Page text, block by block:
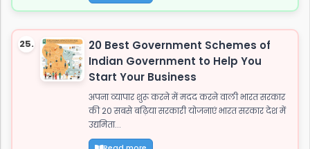
25.
20 Best Government Schemes of
Indian Government to Help You
Start Your Business
अपना व्यापार शुरू करने में मदद करने वाली भारत सरकार
की 20 सबसे बढ़िया सरकारी योजनाएं भारत सरकार देश में
उद्यमिता...